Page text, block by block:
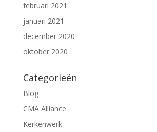
februari 2021
januari 2021
december 2020
oktober 2020
Categorieën
Blog
CMA Alliance
Kerkenwerk